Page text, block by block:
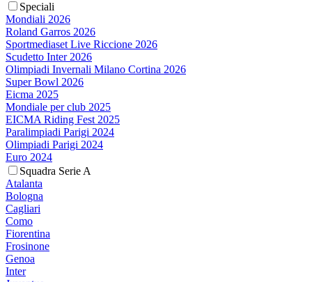
Speciali
Mondiali 2026
Roland Garros 2026
Sportmediaset Live Riccione 2026
Scudetto Inter 2026
Olimpiadi Invernali Milano Cortina 2026
Super Bowl 2026
Eicma 2025
Mondiale per club 2025
EICMA Riding Fest 2025
Paralimpiadi Parigi 2024
Olimpiadi Parigi 2024
Euro 2024
Squadra Serie A
Atalanta
Bologna
Cagliari
Como
Fiorentina
Frosinone
Genoa
Inter